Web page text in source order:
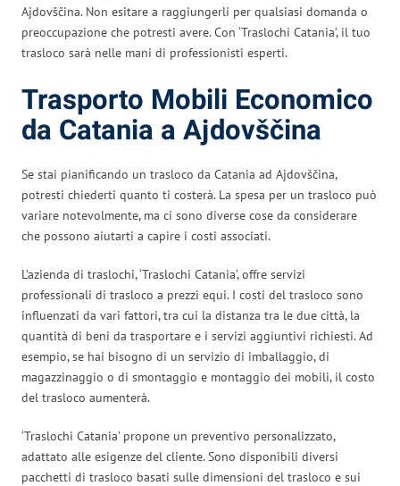
Ajdovščina. Non esitare a raggiungerli per qualsiasi domanda o
preoccupazione che potresti avere. Con ‘Traslochi Catania’, il tuo
trasloco sarà nelle mani di professionisti esperti.
Trasporto Mobili Economico
da Catania a Ajdovščina
Se stai pianificando un trasloco da Catania ad Ajdovščina,
potresti chiederti quanto ti costerà. La spesa per un trasloco può
variare notevolmente, ma ci sono diverse cose da considerare
che possono aiutarti a capire i costi associati.
L’azienda di traslochi, ‘Traslochi Catania’, offre servizi
professionali di trasloco a prezzi equi. I costi del trasloco sono
influenzati da vari fattori, tra cui la distanza tra le due città, la
quantità di beni da trasportare e i servizi aggiuntivi richiesti. Ad
esempio, se hai bisogno di un servizio di imballaggio, di
magazzinaggio o di smontaggio e montaggio dei mobili, il costo
del trasloco aumenterà.
‘Traslochi Catania’ propone un preventivo personalizzato,
adattato alle esigenze del cliente. Sono disponibili diversi
pacchetti di trasloco basati sulle dimensioni del trasloco e sui